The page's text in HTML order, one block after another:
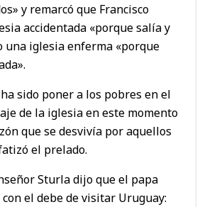
y remarcó que Francisco
accidentada «porque salía y
una iglesia enferma «porque
sido poner a los pobres en el
de la iglesia en este momento
que se desvivía por aquellos
el prelado.
Sturla dijo que el papa
con el debe de visitar Uruguay: